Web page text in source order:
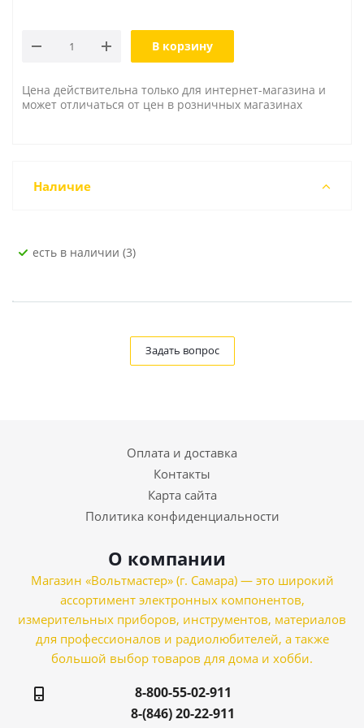
В корзину
Цена действительна только для интернет-магазина и
может отличаться от цен в розничных магазинах
Наличие
Есть в наличии (3)
Задать вопрос
Оплата и доставка
Контакты
Карта сайта
Политика конфиденциальности
О компании
Магазин «Вольтмастер» (г. Самара) — это широкий
ассортимент электронных компонентов,
измерительных приборов, инструментов, материалов
для профессионалов и радиолюбителей, а также
большой выбор товаров для дома и хобби.
8-800-55-02-911
8-(846) 20-22-911